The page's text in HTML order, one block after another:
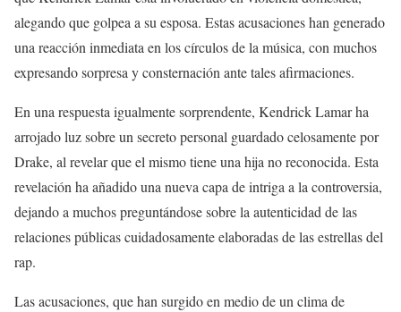
alegando que golpea a su esposa. Estas acusaciones han generado
una reacción inmediata en los círculos de la música, con muchos
expresando sorpresa y consternación ante tales afirmaciones.
En una respuesta igualmente sorprendente, Kendrick Lamar ha
arrojado luz sobre un secreto personal guardado celosamente por
Drake, al revelar que el mismo tiene una hija no reconocida. Esta
revelación ha añadido una nueva capa de intriga a la controversia,
dejando a muchos preguntándose sobre la autenticidad de las
relaciones públicas cuidadosamente elaboradas de las estrellas del
rap.
Las acusaciones, que han surgido en medio de un clima de